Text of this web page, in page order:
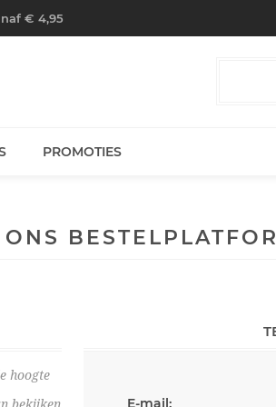
€ 4,95
PROMOTIES
hoogte
E-mail: